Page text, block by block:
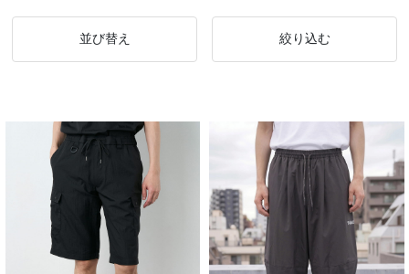
並び替え 絞り込む